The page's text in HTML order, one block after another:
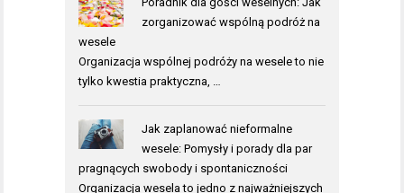
zorganizować wspólną podróż na
wesele
Organizacja wspólnej podróży na wesele to nie
tylko kwestia praktyczna, …
Jak zaplanować nieformalne
wesele: Pomysły i porady dla par
pragnących swobody i spontaniczności
Organizacja wesela to jedno z najważniejszych